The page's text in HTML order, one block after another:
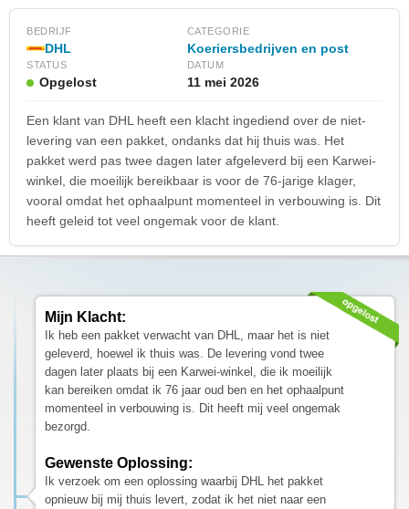
BEDRIJF
DHL
CATEGORIE
Koeriersbedrijven en post
STATUS
Opgelost
DATUM
11 mei 2026
Een klant van DHL heeft een klacht ingediend over de niet-
levering van een pakket, ondanks dat hij thuis was. Het
pakket werd pas twee dagen later afgeleverd bij een Karwei-
winkel, die moeilijk bereikbaar is voor de 76-jarige klager,
vooral omdat het ophaalpunt momenteel in verbouwing is. Dit
heeft geleid tot veel ongemak voor de klant.
Mijn Klacht:
Ik heb een pakket verwacht van DHL, maar het is niet
geleverd, hoewel ik thuis was. De levering vond twee
dagen later plaats bij een Karwei-winkel, die ik moeilijk
kan bereiken omdat ik 76 jaar oud ben en het ophaalpunt
momenteel in verbouwing is. Dit heeft mij veel ongemak
bezorgd.
Gewenste Oplossing:
Ik verzoek om een oplossing waarbij DHL het pakket
opnieuw bij mij thuis levert, zodat ik het niet naar een